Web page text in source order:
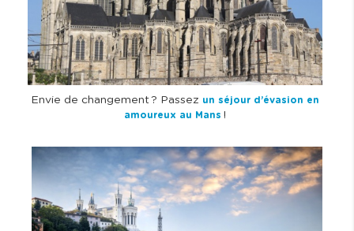
Envie de changement ? Passez un séjour d’évasion en
amoureux au Mans !
m
g
e